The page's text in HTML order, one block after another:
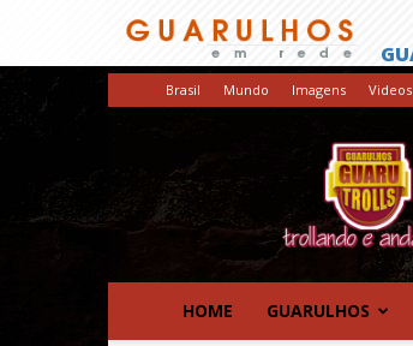
Brasil Mundo Imagens Videos
HOME GUARULHOS